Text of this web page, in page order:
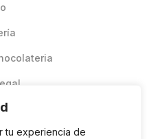
tu experiencia de